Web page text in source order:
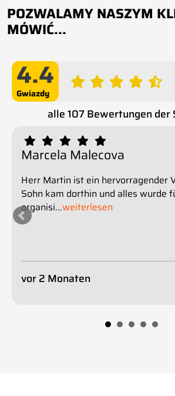
POZWALAMY NASZYM
MÓWIĆ...
4.4
Sterne
alle 107 Bewertungen der
Marcela Malecova
Herr Martin ist ein hervorragender
Sohn kam dorthin und alles wurde
organisi...weiterlesen
vor 2 Monaten